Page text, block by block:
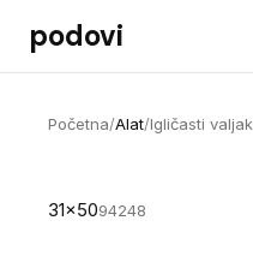
Preskoči na sadržaj
podovi
Početna/Alat/Igličasti valjak
31x5094248